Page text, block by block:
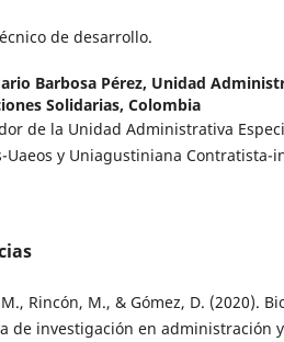
de desarrollo.
Barbosa Pérez, Unidad
Solidarias, Colombia
de la Unidad Administrativa
Uaeos y Uniagustiniana Contratista-
Rincón, M., & Gómez, D. (2020).
de investigación en administración